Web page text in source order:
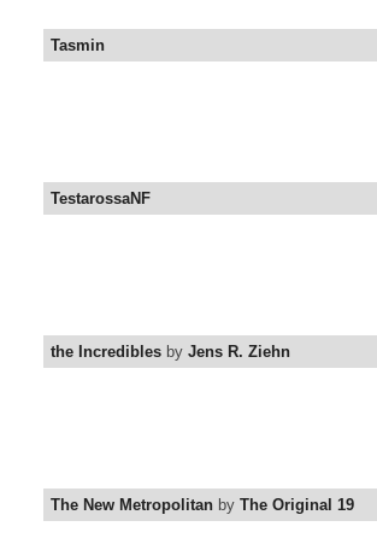
Tasmin
TestarossaNF
the Incredibles by Jens R. Ziehn
The New Metropolitan by The Original 19